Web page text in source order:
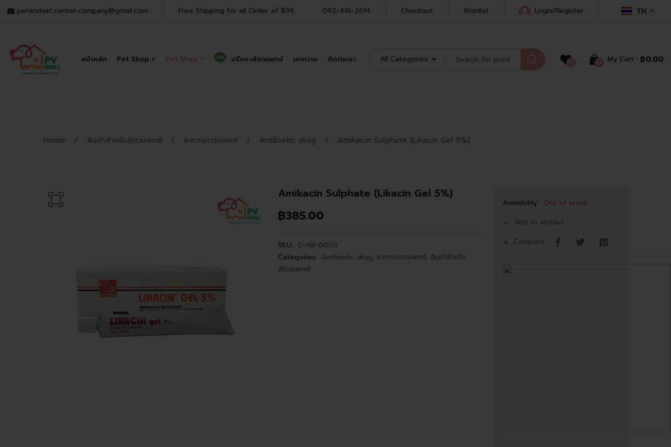
petandvet.center.company@gmail.com Free Shipping for all Order of $99 092-416-2614 Checkout Wishlist Login/Register TH
หน้าหลัก Pet Shop ปรึกษาสัตวแพทย์ บทความ ติดต่อเรา All Categories My Cart ฿0.00
Home สินค้าสำหรับสัตวแพทย์ ยาทางการแพทย์ Antibiotic drug Amikacin Sulphate (Likacin Gel 5%)
Amikacin Sulphate (Likacin Gel 5%)
฿385.00
SKU: D-AB-0003
Categories: Antibiotic drug, ยาทางการแพทย์, สินค้าสำหรับ
สัตวแพทย์
Availability: Out of stock
Add to wishlist
Compare